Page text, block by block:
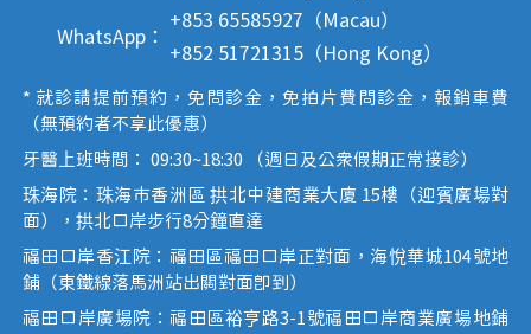
WhatsApp：
+853 65585927（Macau）
+852 51721315（Hong Kong）
* 就診請提前預約，免問診金，免拍片費問診金，報銷車費
（無預約者不享此優惠）
牙醫上班時間： 09:30~18:30 （週日及公眾假期正常接診）
珠海院：珠海市香洲區 拱北中建商業大廈 15樓（迎賓廣場對
面），拱北口岸步行8分鐘直達
福田口岸香江院：福田區福田口岸正對面，海悅華城104號地
鋪（東鐵線落馬洲站出關對面即到）
福田口岸廣場院：福田區裕亨路3-1號福田口岸商業廣場地鋪